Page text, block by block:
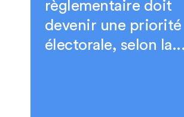
règlementaire doit
devenir une priorité
électorale, selon la...